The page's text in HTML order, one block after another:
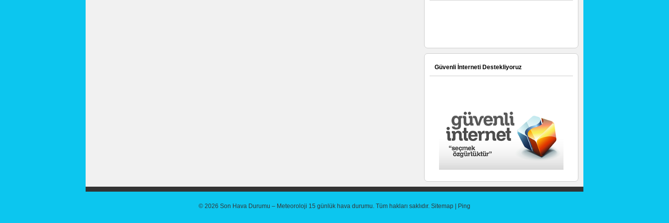
Güvenli İnterneti Destekliyoruz
© 2026 Son Hava Durumu – Meteoroloji 15 günlük hava durumu. Tüm hakları saklıdır. Sitemap Ping